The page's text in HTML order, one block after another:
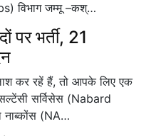
विभाग जम्मू –कश्…
पर भर्ती, 21
कर रहें हैं, तो आपके लिए एक
सर्विसेस (Nabard
(NA…